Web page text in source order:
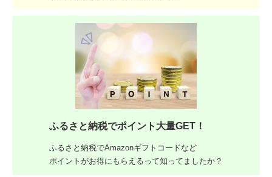
ふるさと納税でポイント大量GET！
ふるさと納税でAmazonギフトコードなど
ポイントがお得にもらえるって知ってましたか？